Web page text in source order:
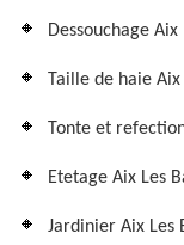
Dessouchage
Taille de haie
Tonte et
Etetage Aix Les
Jardinier Aix Les